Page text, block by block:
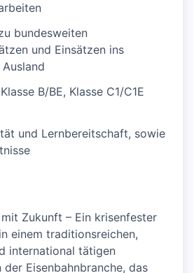
bundesweiten
und Einsätzen ins
B/BE, Klasse C1/C1E
und Lernbereitschaft, sowie
Zukunft – Ein krisenfester
einem traditionsreichen,
international tätigen
der Eisenbahnbranche, das